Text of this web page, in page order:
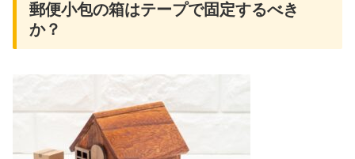
郵便小包の箱はテープで固定するべき
か？